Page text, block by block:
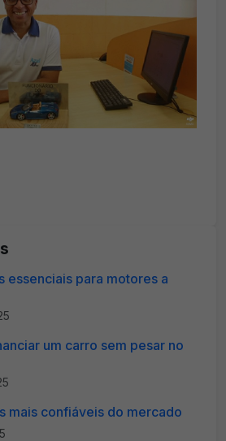
essenciais para motores a
um carro sem pesar no
mais confiáveis do mercado